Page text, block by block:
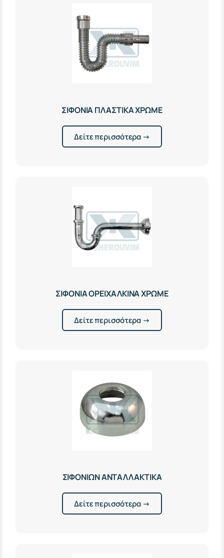
ΣΙΦΟΝΙΑ ΠΛΑΣΤΙΚΑ ΧΡΩΜΕ
Δείτε περισσότερα →
ΣΙΦΟΝΙΑ ΟΡΕΙΧΑΛΚΙΝΑ ΧΡΩΜΕ
Δείτε περισσότερα →
ΣΙΦΟΝΙΩΝ ΑΝΤΑΛΛΑΚΤΙΚΑ
Δείτε περισσότερα →